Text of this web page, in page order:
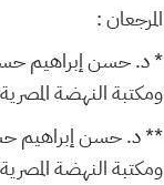
المرجعان :
* د. حسن إبراهيم حسن :
ومكتبة النهضة المصرية،
** د. حسن إبراهيم حسن
ومكتبة النهضة المصرية،